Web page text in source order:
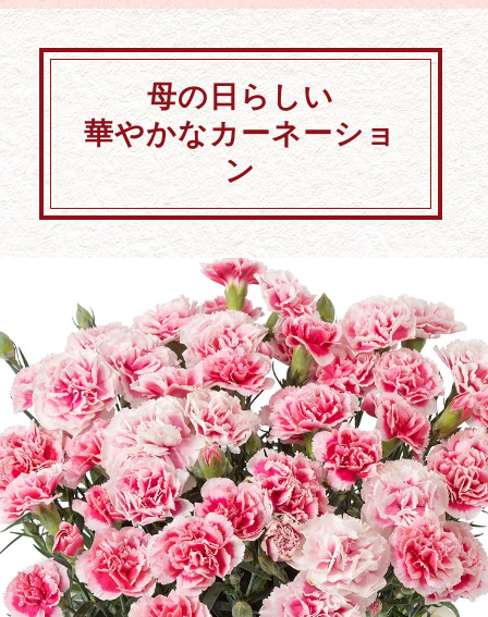
母の日らしい
華やかなカーネーショ
ン